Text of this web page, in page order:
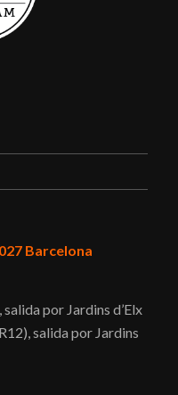
Barcelona
por Jardins d’Elx
salida por Jardins